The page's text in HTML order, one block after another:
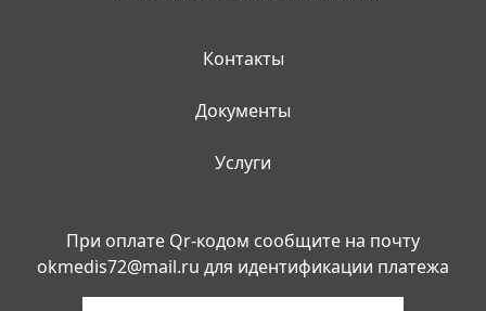
Контакты
Документы
Услуги
При оплате Qr-кодом сообщите на почту
okmedis72@mail.ru для идентификации платежа